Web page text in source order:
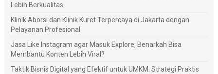
Lebih Berkualitas
Klinik Aborsi dan Klinik Kuret Terpercaya di Jakarta dengan
Pelayanan Profesional
Jasa Like Instagram agar Masuk Explore, Benarkah Bisa
Membantu Konten Lebih Viral?
Taktik Bisnis Digital yang Efektif untuk UMKM: Strategi Praktis